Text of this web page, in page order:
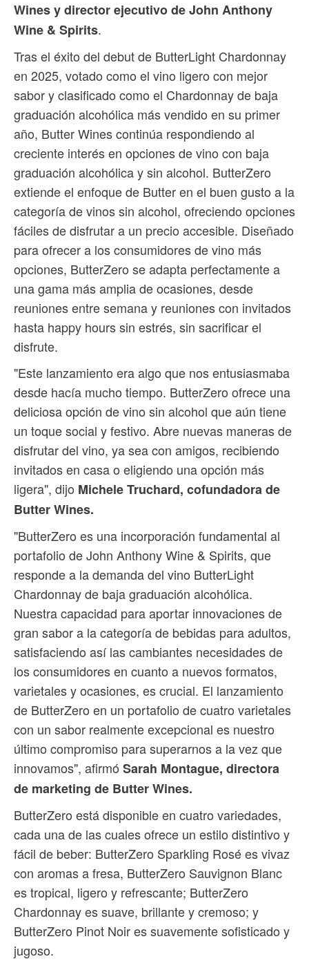
Wines y director ejecutivo de John Anthony
Wine & Spirits.
Tras el éxito del debut de ButterLight Chardonnay
en 2025, votado como el vino ligero con mejor
sabor y clasificado como el Chardonnay de baja
graduación alcohólica más vendido en su primer
año, Butter Wines continúa respondiendo al
creciente interés en opciones de vino con baja
graduación alcohólica y sin alcohol. ButterZero
extiende el enfoque de Butter en el buen gusto a la
categoría de vinos sin alcohol, ofreciendo opciones
fáciles de disfrutar a un precio accesible. Diseñado
para ofrecer a los consumidores de vino más
opciones, ButterZero se adapta perfectamente a
una gama más amplia de ocasiones, desde
reuniones entre semana y reuniones con invitados
hasta happy hours sin estrés, sin sacrificar el
disfrute.
"Este lanzamiento era algo que nos entusiasmaba
desde hacía mucho tiempo. ButterZero ofrece una
deliciosa opción de vino sin alcohol que aún tiene
un toque social y festivo. Abre nuevas maneras de
disfrutar del vino, ya sea con amigos, recibiendo
invitados en casa o eligiendo una opción más
ligera", dijo Michele Truchard, cofundadora de
Butter Wines.
"ButterZero es una incorporación fundamental al
portafolio de John Anthony Wine & Spirits, que
responde a la demanda del vino ButterLight
Chardonnay de baja graduación alcohólica.
Nuestra capacidad para aportar innovaciones de
gran sabor a la categoría de bebidas para adultos,
satisfaciendo así las cambiantes necesidades de
los consumidores en cuanto a nuevos formatos,
varietales y ocasiones, es crucial. El lanzamiento
de ButterZero en un portafolio de cuatro varietales
con un sabor realmente excepcional es nuestro
último compromiso para superarnos a la vez que
innovamos", afirmó Sarah Montague, directora
de marketing de Butter Wines.
ButterZero está disponible en cuatro variedades,
cada una de las cuales ofrece un estilo distintivo y
fácil de beber: ButterZero Sparkling Rosé es vivaz
con aromas a fresa, ButterZero Sauvignon Blanc
es tropical, ligero y refrescante; ButterZero
Chardonnay es suave, brillante y cremoso; y
ButterZero Pinot Noir es suavemente sofisticado y
jugoso.